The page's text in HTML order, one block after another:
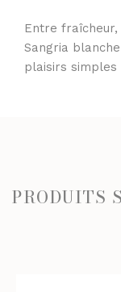
Entre
Sangria
plaisirs
PRODUITS